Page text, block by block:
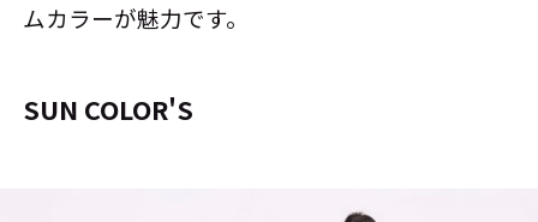
ムカラーが魅力です。
SUN COLOR'S